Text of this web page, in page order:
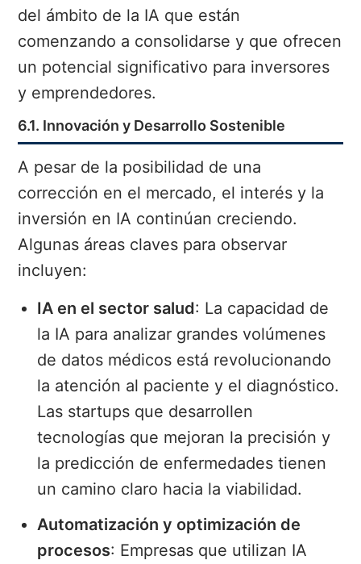
del ámbito de la IA que están
comenzando a consolidarse y que ofrecen
un potencial significativo para inversores
y emprendedores.
6.1. Innovación y Desarrollo Sostenible
A pesar de la posibilidad de una
corrección en el mercado, el interés y la
inversión en IA continúan creciendo.
Algunas áreas claves para observar
incluyen:
IA en el sector salud: La capacidad de
la IA para analizar grandes volúmenes
de datos médicos está revolucionando
la atención al paciente y el diagnóstico.
Las startups que desarrollen
tecnologías que mejoran la precisión y
la predicción de enfermedades tienen
un camino claro hacia la viabilidad.
Automatización y optimización de
procesos: Empresas que utilizan IA